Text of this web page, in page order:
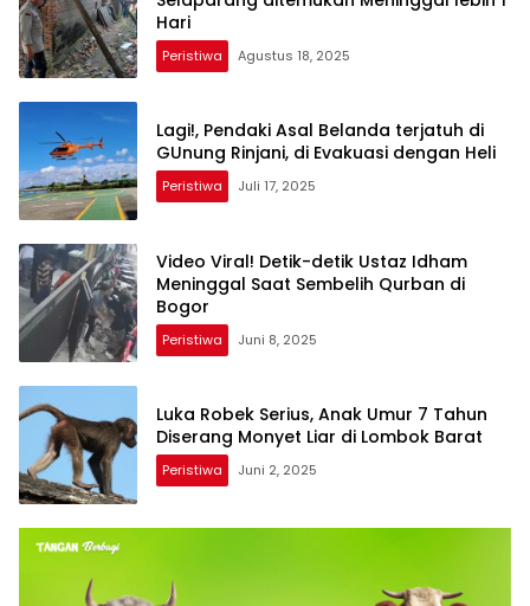
Hari
Peristiwa Agustus 18, 2025
Lagi!, Pendaki Asal Belanda terjatuh di
GUnung Rinjani, di Evakuasi dengan Heli
Peristiwa Juli 17, 2025
Video Viral! Detik-detik Ustaz Idham
Meninggal Saat Sembelih Qurban di
Bogor
Peristiwa Juni 8, 2025
Luka Robek Serius, Anak Umur 7 Tahun
Diserang Monyet Liar di Lombok Barat
Peristiwa Juni 2, 2025